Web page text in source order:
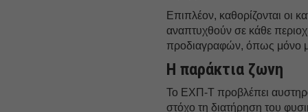
Επιπλέον, καθορίζονται οι
αναπτυχθούν σε κάθε
προδιαγραφών, όπως μόνο
Η παράκτια ζωνη
Το ΕΧΠ-Τ προβλέπει
στόχο τη διατήρηση του